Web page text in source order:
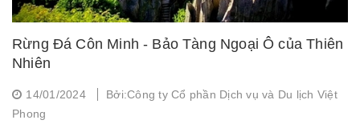
Rừng Đá Côn Minh - Bảo Tàng Ngoại Ô của Thiên
Nhiên
14/01/2024
Bởi:Công ty Cổ phần Dịch vụ và Du lịch Việt
Phong